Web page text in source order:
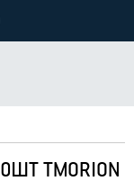
ТМORION